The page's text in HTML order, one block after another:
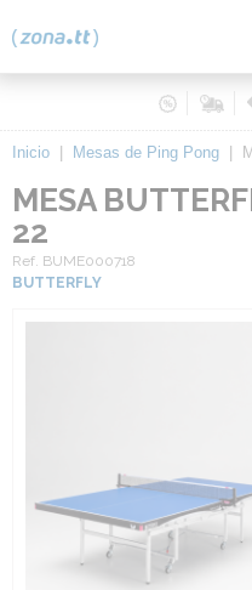
Inicio Mesas de Ping Pong
MESA
22
Ref. BUME000718
BUTTERFLY